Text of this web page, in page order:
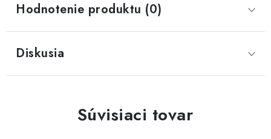
Hodnotenie produktu (0)
Diskusia
Súvisiaci tovar